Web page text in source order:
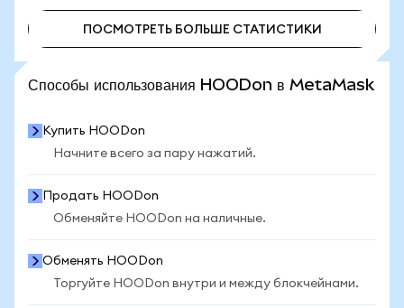
ПОСМОТРЕТЬ БОЛЬШЕ СТАТИСТИКИ
Способы использования HOODon в MetaMask
Купить HOODon
Начните всего за пару нажатий.
Продать HOODon
Обменяйте HOODon на наличные.
Обменять HOODon
Торгуйте HOODon внутри и между блокчейнами.